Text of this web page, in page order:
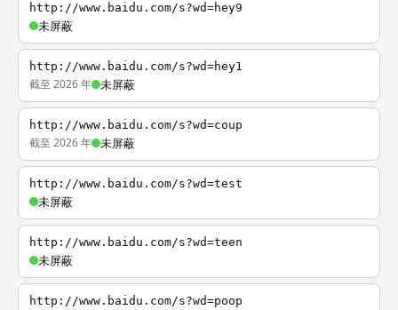
http://www.baidu.com/s?wd=hey9
未屏蔽
http://www.baidu.com/s?wd=hey1
截至 2026 年 未屏蔽
http://www.baidu.com/s?wd=coup
截至 2026 年 未屏蔽
http://www.baidu.com/s?wd=test
未屏蔽
http://www.baidu.com/s?wd=teen
未屏蔽
http://www.baidu.com/s?wd=poop